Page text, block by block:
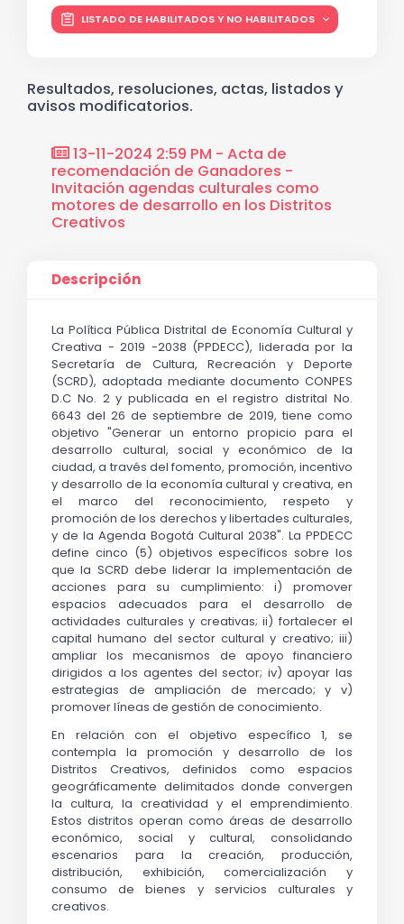
LISTADO DE HABILITADOS Y NO HABILITADOS
Resultados, resoluciones, actas, listados y
avisos modificatorios.
13-11-2024 2:59 PM - Acta de
recomendación de Ganadores -
Invitación agendas culturales como
motores de desarrollo en los Distritos
Creativos
Descripción
La Política Pública Distrital de Economía Cultural y
Creativa - 2019 -2038 (PPDECC), liderada por la
Secretaría de Cultura, Recreación y Deporte
(SCRD), adoptada mediante documento CONPES
D.C No. 2 y publicada en el registro distrital No.
6643 del 26 de septiembre de 2019, tiene como
objetivo "Generar un entorno propicio para el
desarrollo cultural, social y económico de la
ciudad, a través del fomento, promoción, incentivo
y desarrollo de la economía cultural y creativa, en
el marco del reconocimiento, respeto y
promoción de los derechos y libertades culturales,
y de la Agenda Bogotá Cultural 2038". La PPDECC
define cinco (5) objetivos específicos sobre los
que la SCRD debe liderar la implementación de
acciones para su cumplimiento: i) promover
espacios adecuados para el desarrollo de
actividades culturales y creativas; ii) fortalecer el
capital humano del sector cultural y creativo; iii)
ampliar los mecanismos de apoyo financiero
dirigidos a los agentes del sector; iv) apoyar las
estrategias de ampliación de mercado; y v)
promover líneas de gestión de conocimiento.
En relación con el objetivo específico 1, se
contempla la promoción y desarrollo de los
Distritos Creativos, definidos como espacios
geográficamente delimitados donde convergen
la cultura, la creatividad y el emprendimiento.
Estos distritos operan como áreas de desarrollo
económico, social y cultural, consolidando
escenarios para la creación, producción,
distribución, exhibición, comercialización y
consumo de bienes y servicios culturales y
creativos.